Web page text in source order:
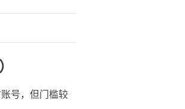
号，但门槛较